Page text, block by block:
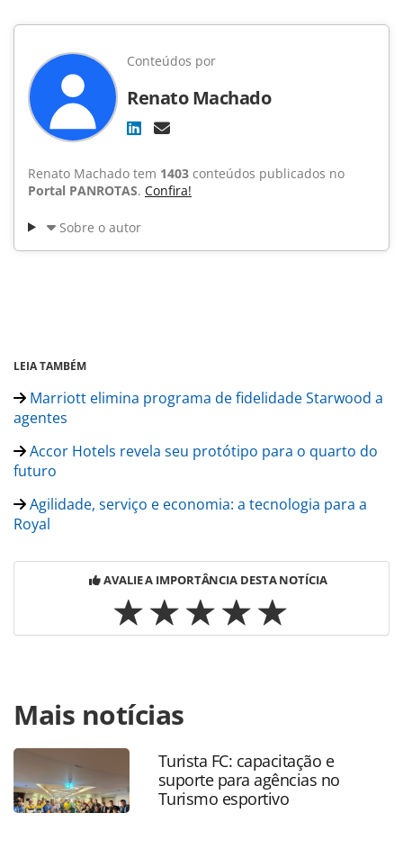
Conteúdos por
Renato Machado
Renato Machado tem 1403 conteúdos publicados no
Portal PANROTAS. Confira!
Sobre o autor
LEIA TAMBÉM
Marriott elimina programa de fidelidade Starwood a
agentes
Accor Hotels revela seu protótipo para o quarto do
futuro
Agilidade, serviço e economia: a tecnologia para a
Royal
AVALIE A IMPORTÂNCIA DESTA NOTÍCIA
https://www.panrotas.com.br/noticia-
turismo/tecnologia/2017/11/hilton-lanca-incubadora-de-
inovacoes-para-a-hotelaria_151486.html ou as ferramentas
oferecidas na página. Todo o conteúdo produzido pela
PANROTAS Editora é protegido pela legislação brasileira
sobre direito autoral. Não reproduza o conteúdo sem
Mais notícias
Turista FC: capacitação e
suporte para agências no
Turismo esportivo